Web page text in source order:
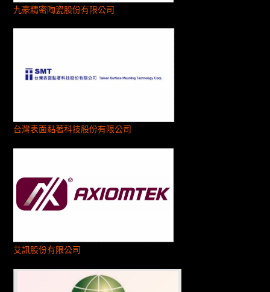
九豪精密陶瓷股份有限公司
台灣表面黏著科技股份有限公司
艾訊股份有限公司